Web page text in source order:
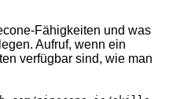
Fähigkeiten und was
Aufruf, wenn ein
verfügbar sind, wie man